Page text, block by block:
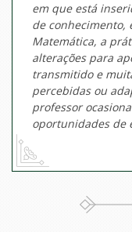
em que está
de conhecimento,
Matemática, a
alterações para
transmitido e
percebidas ou
professor
oportunidades de